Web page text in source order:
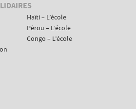
Haïti – L’école
Pérou – L’école
Congo – L’école